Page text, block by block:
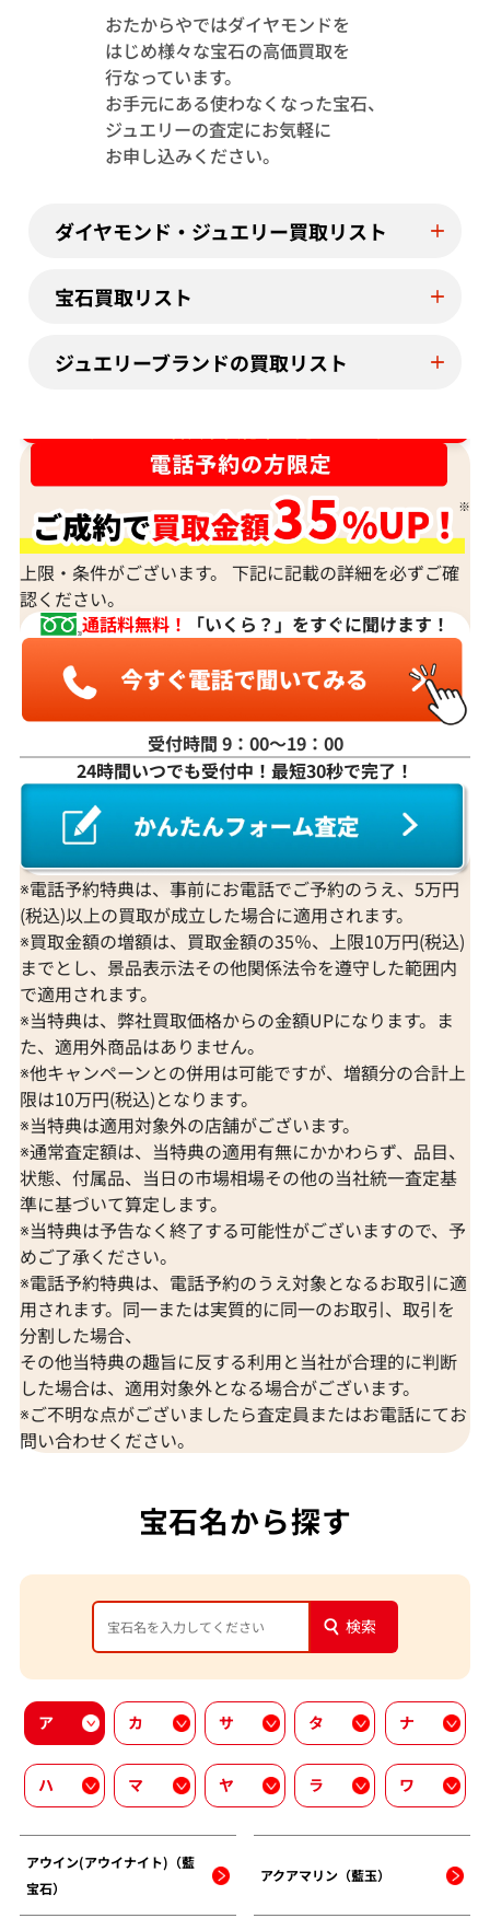
Pt･Pm900 トルマリン・ダイヤモンド
1.13・D0.08ct
参考買取価格
2026年7月11日時点
参考買取価格
おたからやではダイヤモンドを
はじめ様々な宝石の高価買取を
行なっています。
お手元にある使わなくなった宝石、
ジュエリーの査定にお気軽に
お申し込みください。
ダイヤモンド・ジュエリー買取リスト
宝石買取リスト
ジュエリーブランドの買取リスト
上限・条件がございます。 下記に記載の詳細を必ずご確
認ください。
通話料無料！
「いくら？」をすぐに聞けます！
受付時間 9：00〜19：00
24時間いつでも受付中！最短30秒で完了！
※電話予約特典は、事前にお電話でご予約のうえ、5万円
(税込)以上の買取が成立した場合に適用されます。
※買取金額の増額は、買取金額の35％、上限10万円(税込)
までとし、景品表示法その他関係法令を遵守した範囲内
で適用されます。
※当特典は、弊社買取価格からの金額UPになります。ま
た、適用外商品はありません。
※他キャンペーンとの併用は可能ですが、増額分の合計上
限は10万円(税込)となります。
※当特典は適用対象外の店舗がございます。
※通常査定額は、当特典の適用有無にかかわらず、品目、
状態、付属品、当日の市場相場その他の当社統一査定基
準に基づいて算定します。
※当特典は予告なく終了する可能性がございますので、予
めご了承ください。
※電話予約特典は、電話予約のうえ対象となるお取引に適
用されます。同一または実質的に同一のお取引、取引を
分割した場合、
その他当特典の趣旨に反する利用と当社が合理的に判断
した場合は、適用対象外となる場合がございます。
※ご不明な点がございましたら査定員またはお電話にてお
問い合わせください。
宝石名から探す
検索
ア カ サ タ ナ
ハ マ ヤ ラ ワ
アウイン(アウイナイト)（藍
宝石）
アクアマリン（藍玉）